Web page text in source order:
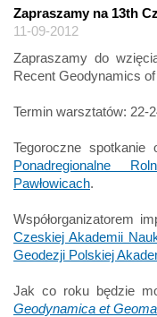
Zapraszamy na 13th
11-09-2012
Zapraszamy do
Recent Geodynamics
Termin warsztatów: 22-
Tegoroczne
Ponadregionalne
Pawłowicach.
Współorganizatorem
Czeskiej Akademii
Geodezji Polskiej
Jak co roku będzie
Geodynamica et